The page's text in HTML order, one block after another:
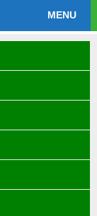
MENU